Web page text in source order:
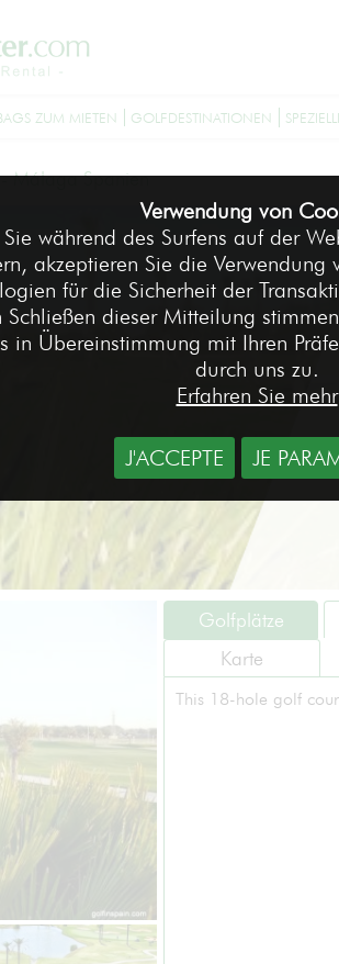
ZUM MIETEN GOLFDESTINATIONEN
-Málaga Spanien
Golfplätze
Karte
This 18-hole golf
Verwendung von
während des Surfens auf der
akzeptieren Sie die
für die Sicherheit der
Schließen dieser Mitteilung
in Übereinstimmung mit Ihren
durch uns zu.
Erfahren Sie mehr
J'ACCEPTE JE